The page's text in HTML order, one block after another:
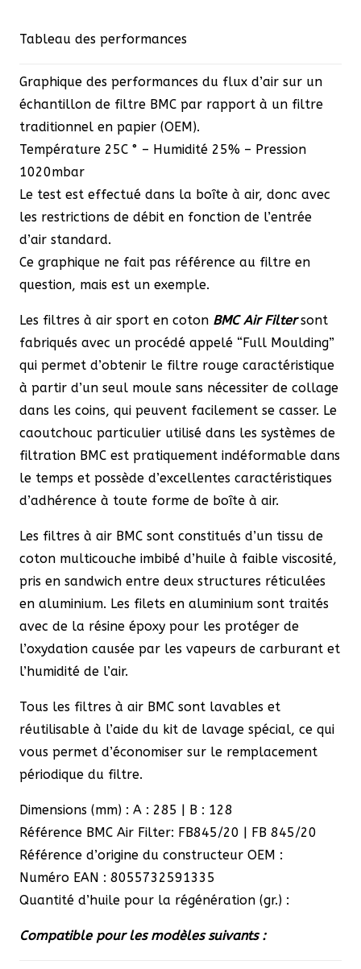
Tableau des performances
Graphique des performances du flux d’air sur un
échantillon de filtre BMC par rapport à un filtre
traditionnel en papier (OEM).
Température 25C ° – Humidité 25% – Pression
1020mbar
Le test est effectué dans la boîte à air, donc avec
les restrictions de débit en fonction de l’entrée
d’air standard.
Ce graphique ne fait pas référence au filtre en
question, mais est un exemple.
Les filtres à air sport en coton BMC Air Filter sont
fabriqués avec un procédé appelé “Full Moulding”
qui permet d’obtenir le filtre rouge caractéristique
à partir d’un seul moule sans nécessiter de collage
dans les coins, qui peuvent facilement se casser. Le
caoutchouc particulier utilisé dans les systèmes de
filtration BMC est pratiquement indéformable dans
le temps et possède d’excellentes caractéristiques
d’adhérence à toute forme de boîte à air.
Les filtres à air BMC sont constitués d’un tissu de
coton multicouche imbibé d’huile à faible viscosité,
pris en sandwich entre deux structures réticulées
en aluminium. Les filets en aluminium sont traités
avec de la résine époxy pour les protéger de
l’oxydation causée par les vapeurs de carburant et
l’humidité de l’air.
Tous les filtres à air BMC sont lavables et
réutilisable à l’aide du kit de lavage spécial, ce qui
vous permet d’économiser sur le remplacement
périodique du filtre.
Dimensions (mm) : A : 285 | B : 128
Référence BMC Air Filter: FB845/20 | FB 845/20
Référence d’origine du constructeur OEM :
Numéro EAN : 8055732591335
Quantité d’huile pour la régénération (gr.) :
Compatible pour les modèles suivants :